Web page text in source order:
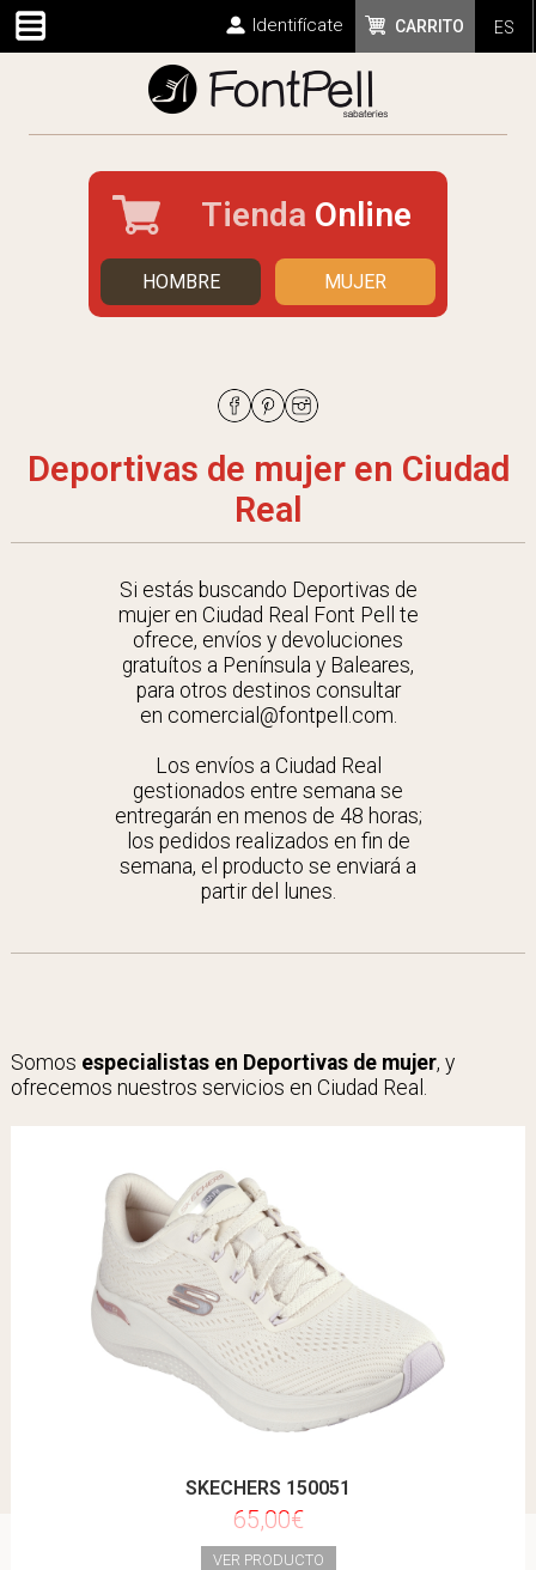
ES
CARRITO
Identifícate
Tienda Online
HOMBRE MUJER
Deportivas de mujer en Ciudad
Real
Si estás buscando Deportivas de
mujer en Ciudad Real Font Pell te
ofrece, envíos y devoluciones
gratuítos a Península y Baleares,
para otros destinos consultar
en comercial@fontpell.com.
Los envíos a Ciudad Real
gestionados entre semana se
entregarán en menos de 48 horas;
los pedidos realizados en fin de
semana, el producto se enviará a
partir del lunes.
Somos especialistas en Deportivas de mujer, y
ofrecemos nuestros servicios en Ciudad Real.
SKECHERS 150051
65,00€
VER PRODUCTO